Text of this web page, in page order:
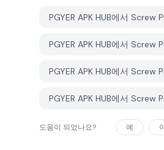
PGYER APK HUB에서
PGYER APK HUB에서
PGYER APK HUB에서
PGYER APK HUB에서
도움이 되었나요? 예